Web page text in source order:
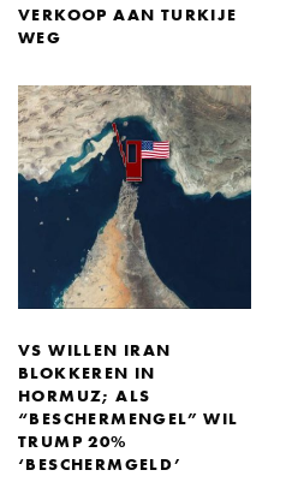
VERKOOP AAN TURKIJE
WEG
VS WILLEN IRAN
BLOKKEREN IN
HORMUZ; ALS
“BESCHERMENGEL” WIL
TRUMP 20%
‘BESCHERMGELD’